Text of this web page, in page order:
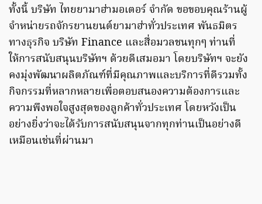
ทั้งนี้ บริษัท ไทยยามาฮ่ามอเตอร์ จำกัด ขอขอบคุณร้านผู้
จำหน่ายรถจักรยานยนต์ยามาฮ่าทั่วประเทศ พันธมิตร
ทางธุรกิจ บริษัท Finance และสื่อมวลชนทุกๆ ท่านที่
ให้การสนับสนุนบริษัทฯ ด้วยดีเสมอมา โดยบริษัทฯ จะยัง
คงมุ่งพัฒนาผลิตภัณฑ์ที่มีคุณภาพและบริการที่ดีรวมทั้ง
กิจกรรมที่หลากหลายเพื่อตอบสนองความต้องการและ
ความพึงพอใจสูงสุดของลูกค้าทั่วประเทศ โดยหวังเป็น
อย่างยิ่งว่าจะได้รับการสนับสนุนจากทุกท่านเป็นอย่างดี
เหมือนเช่นที่ผ่านมา